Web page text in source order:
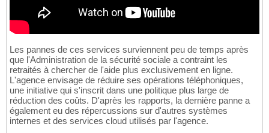
Les pannes de ces services surviennent peu de temps après
que l'Administration de la sécurité sociale a contraint les
retraités à chercher de l'aide plus exclusivement en ligne.
L'agence envisage de réduire ses opérations téléphoniques,
une initiative qui s'inscrit dans une politique plus large de
réduction des coûts. D'après les rapports, la dernière panne a
également eu des répercussions sur d'autres systèmes
internes et des services cloud utilisés par l'agence.